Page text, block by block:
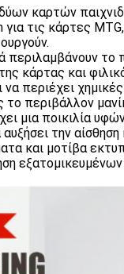
καρτών
τις κάρτες
περιλαμβάνουν
κάρτας και
περιέχει
περιβάλλον
μια ποικιλία
την
και μοτίβα